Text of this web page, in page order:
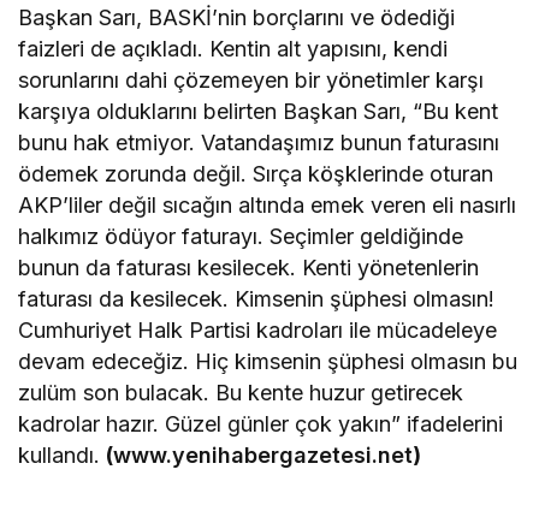
Başkan Sarı, BASKİ’nin borçlarını ve ödediği
faizleri de açıkladı. Kentin alt yapısını, kendi
sorunlarını dahi çözemeyen bir yönetimler karşı
karşıya olduklarını belirten Başkan Sarı, “Bu kent
bunu hak etmiyor. Vatandaşımız bunun faturasını
ödemek zorunda değil. Sırça köşklerinde oturan
AKP’liler değil sıcağın altında emek veren eli nasırlı
halkımız ödüyor faturayı. Seçimler geldiğinde
bunun da faturası kesilecek. Kenti yönetenlerin
faturası da kesilecek. Kimsenin şüphesi olmasın!
Cumhuriyet Halk Partisi kadroları ile mücadeleye
devam edeceğiz. Hiç kimsenin şüphesi olmasın bu
zulüm son bulacak. Bu kente huzur getirecek
kadrolar hazır. Güzel günler çok yakın” ifadelerini
kullandı. (www.yenihabergazetesi.net)